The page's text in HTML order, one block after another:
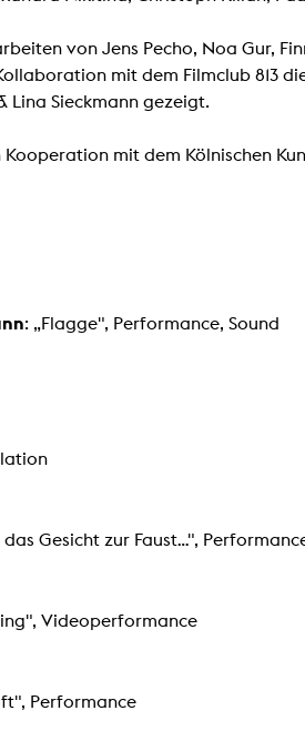
von Jens Pecho, Noa Gur,
mit dem Filmclub 813
Lina Sieckmann gezeigt.
mit dem Kölnischen
: „Flagge", Performance, Sound
das Gesicht zur Faust…",
Videoperformance
Performance